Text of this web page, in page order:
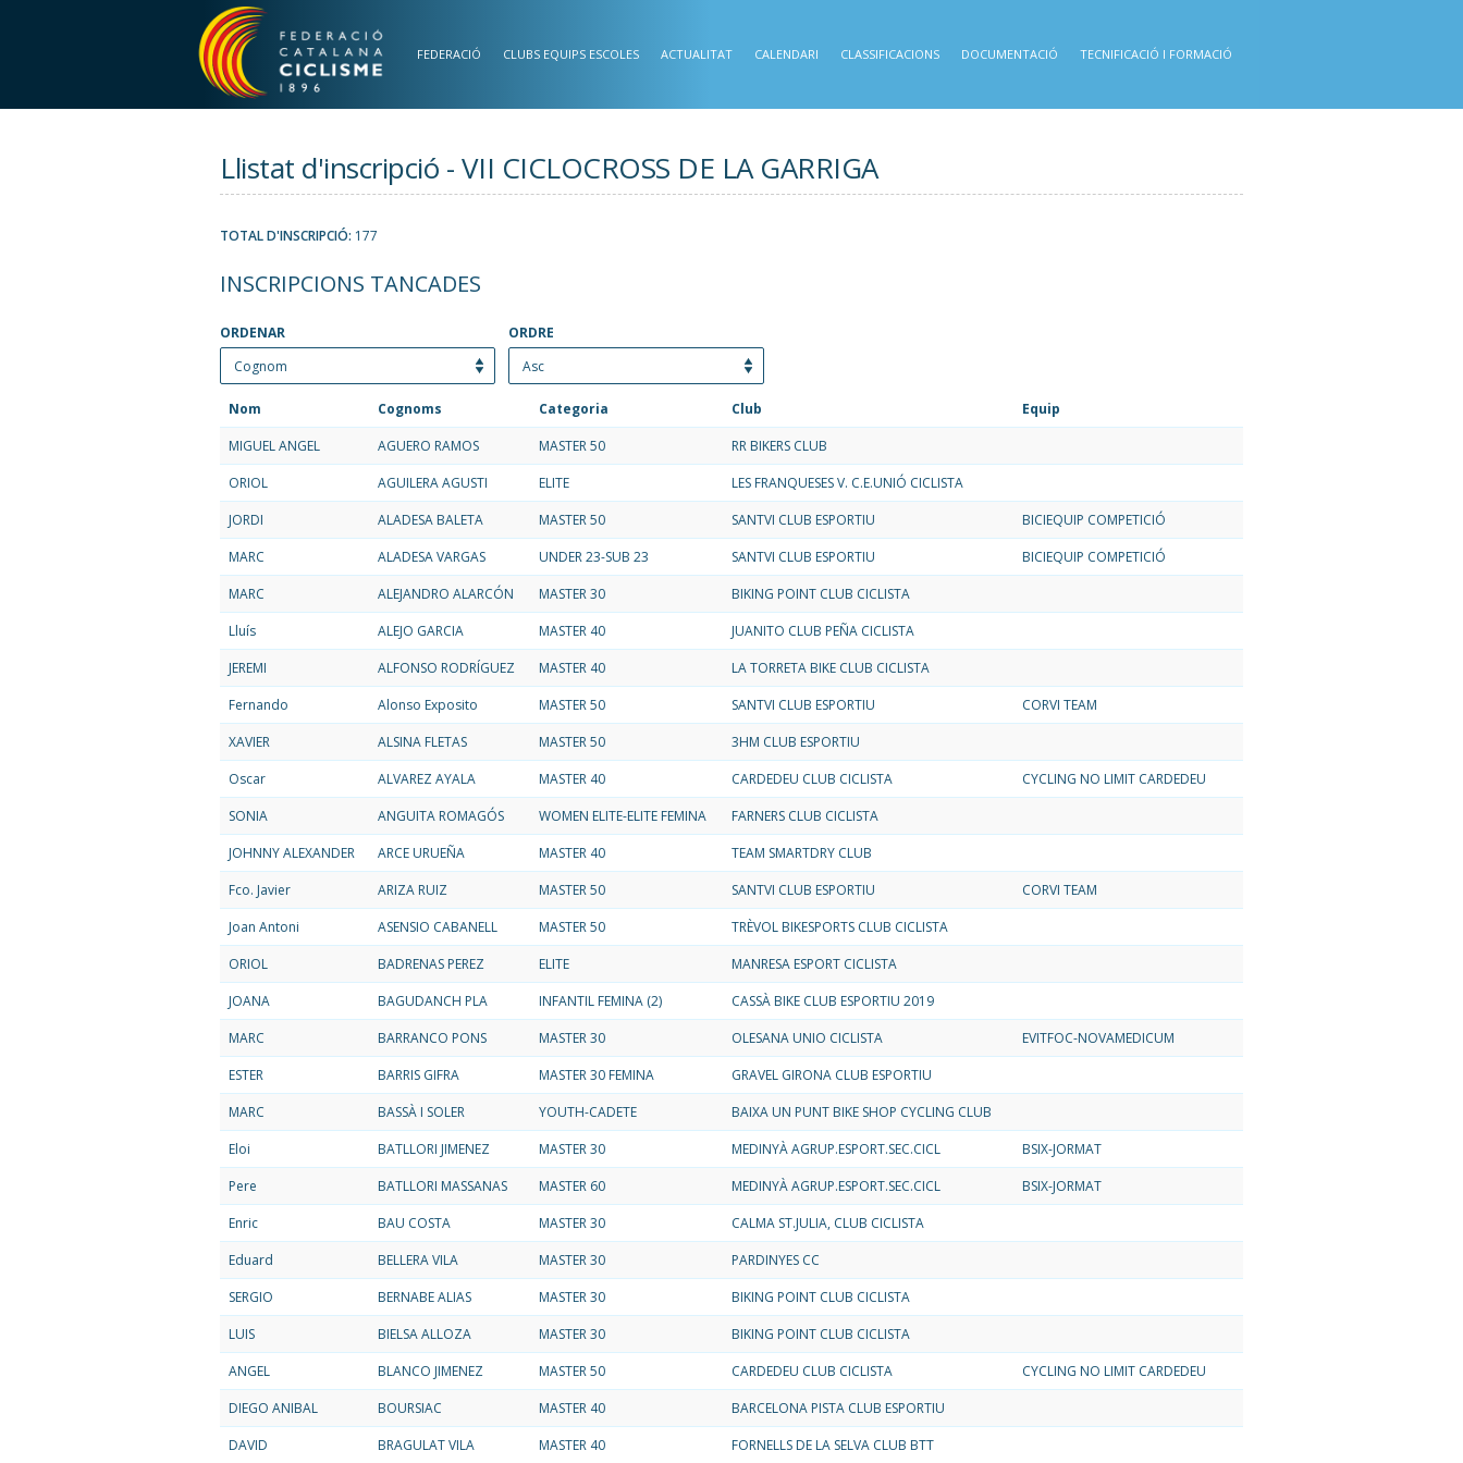
FEDERACIÓ CLUBS EQUIPS ESCOLES ACTUALITAT CALENDARI CLASSIFICACIONS DOCUMENTACIÓ TECNIFICACIÓ I FORMACIÓ
Llistat d'inscripció - VII CICLOCROSS DE LA GARRIGA
TOTAL D'INSCRIPCIÓ: 177
INSCRIPCIONS TANCADES
ORDENAR ORDRE
Nom Cognoms Categoria Club
Equip
MIGUEL ANGEL
AGUERO RAMOS MASTER 50
RR BIKERS CLUB
ORIOL
AGUILERA AGUSTI ELITE
LES FRANQUESES V. C.E.UNIÓ CICLISTA
JORDI
ALADESA BALETA MASTER 50 SANTVI CLUB ESPORTIU
BICIEQUIP COMPETICIÓ
MARC
ALADESA VARGAS UNDER 23-SUB 23 SANTVI CLUB ESPORTIU
BICIEQUIP COMPETICIÓ
MARC
ALEJANDRO ALARCÓN MASTER 30
BIKING POINT CLUB CICLISTA
Lluís
ALEJO GARCIA MASTER 40
JUANITO CLUB PEÑA CICLISTA
JEREMI
ALFONSO RODRÍGUEZ MASTER 40
LA TORRETA BIKE CLUB CICLISTA
Fernando
Alonso Exposito MASTER 50 SANTVI CLUB ESPORTIU
CORVI TEAM
XAVIER
ALSINA FLETAS MASTER 50
3HM CLUB ESPORTIU
Oscar
ALVAREZ AYALA MASTER 40 CARDEDEU CLUB CICLISTA
CYCLING NO LIMIT CARDEDEU
SONIA
ANGUITA ROMAGÓS WOMEN ELITE-ELITE FEMINA
FARNERS CLUB CICLISTA
JOHNNY ALEXANDER
ARCE URUEÑA MASTER 40
TEAM SMARTDRY CLUB
Fco. Javier
ARIZA RUIZ MASTER 50 SANTVI CLUB ESPORTIU
CORVI TEAM
Joan Antoni
ASENSIO CABANELL MASTER 50
TRÈVOL BIKESPORTS CLUB CICLISTA
ORIOL
BADRENAS PEREZ ELITE
MANRESA ESPORT CICLISTA
JOANA
BAGUDANCH PLA INFANTIL FEMINA (2)
CASSÀ BIKE CLUB ESPORTIU 2019
MARC
BARRANCO PONS MASTER 30 OLESANA UNIO CICLISTA
EVITFOC-NOVAMEDICUM
ESTER
BARRIS GIFRA MASTER 30 FEMINA
GRAVEL GIRONA CLUB ESPORTIU
MARC
BASSÀ I SOLER YOUTH-CADETE
BAIXA UN PUNT BIKE SHOP CYCLING CLUB
Eloi
BATLLORI JIMENEZ MASTER 30 MEDINYÀ AGRUP.ESPORT.SEC.CICL
BSIX-JORMAT
Pere
BATLLORI MASSANAS MASTER 60 MEDINYÀ AGRUP.ESPORT.SEC.CICL
BSIX-JORMAT
Enric
BAU COSTA MASTER 30
CALMA ST.JULIA, CLUB CICLISTA
Eduard
BELLERA VILA MASTER 30
PARDINYES CC
SERGIO
BERNABE ALIAS MASTER 30
BIKING POINT CLUB CICLISTA
LUIS
BIELSA ALLOZA MASTER 30
BIKING POINT CLUB CICLISTA
ANGEL
BLANCO JIMENEZ MASTER 50 CARDEDEU CLUB CICLISTA
CYCLING NO LIMIT CARDEDEU
DIEGO ANIBAL
BOURSIAC MASTER 40
BARCELONA PISTA CLUB ESPORTIU
DAVID
BRAGULAT VILA MASTER 40 FORNELLS DE LA SELVA CLUB BTT